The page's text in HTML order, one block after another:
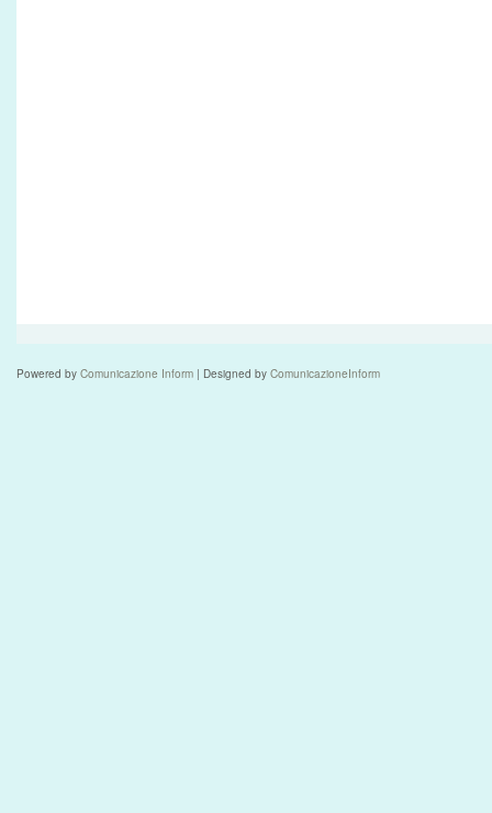
Powered by Comunicazione Inform | Designed by ComunicazioneInform